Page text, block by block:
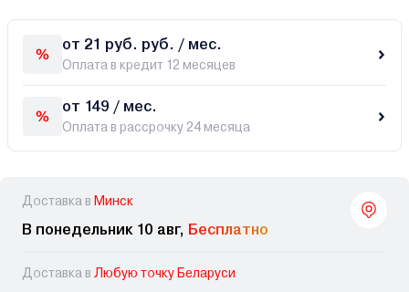
от 21 руб. руб. / мес.
Оплата в кредит 12 месяцев
от 149 / мес.
Оплата в рассрочку 24 месяца
Доставка в Минск
В понедельник 10 авг, Бесплатно
Доставка в Любую точку Беларуси